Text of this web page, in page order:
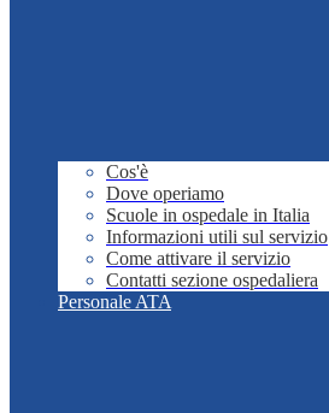
Cos'è
Dove operiamo
Scuole in ospedale in Italia
Informazioni utili sul servizio
Come attivare il servizio
Contatti sezione ospedaliera
Personale ATA